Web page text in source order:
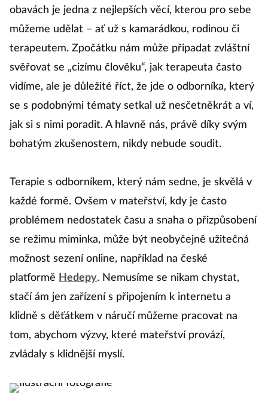
obavách je jedna z nejlepších věcí, kterou pro sebe
můžeme udělat – ať už s kamarádkou, rodinou či
terapeutem. Zpočátku nám může připadat zvláštní
svěřovat se „cizímu člověku“, jak terapeuta často
vidíme, ale je důležité říct, že jde o odborníka, který
se s podobnými tématy setkal už nesčetněkrát a ví,
jak si s nimi poradit. A hlavně nás, právě díky svým
bohatým zkušenostem, nikdy nebude soudit.
Terapie s odborníkem, který nám sedne, je skvělá v
každé formě. Ovšem v mateřství, kdy je často
problémem nedostatek času a snaha o přizpůsobení
se režimu miminka, může být neobyčejně užitečná
možnost sezení online, například na české
platformě Hedepy. Nemusíme se nikam chystat,
stačí ám jen zařízení s připojením k internetu a
klidně s děťátkem v náručí můžeme pracovat na
tom, abychom výzvy, které mateřství provází,
zvládaly s klidnější myslí.